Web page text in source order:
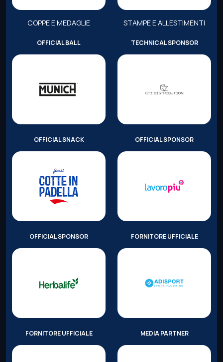
COPPE E MEDAGLIE STAMPE E ALLESTIMENTI
OFFICIAL BALL TECHNICAL SPONSOR
OFFICIAL SNACK OFFICIAL SPONSOR
OFFICIAL SPONSOR FORNITORE UFFICIALE
FORNITORE UFFICIALE MEDIA PARTNER